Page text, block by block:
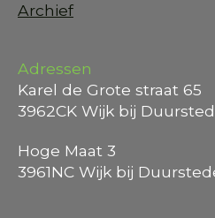
Archief
Adressen
Karel de Grote straat 65
3962CK Wijk bij
Hoge Maat 3
3961NC Wijk bij